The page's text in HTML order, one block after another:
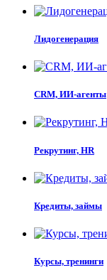
Лидогенерация
CRM, ИИ-агенты
Рекрутинг, HR
Кредиты, займы
Курсы, тренинги